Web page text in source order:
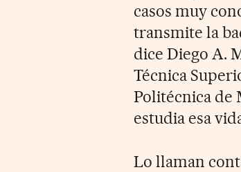
casos muy
transmite la
dice Diego A.
Técnica
Politécnica de
estudia esa
Lo llaman